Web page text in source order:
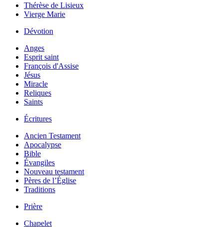
Thérèse de Lisieux
Vierge Marie
Dévotion
Anges
Esprit saint
François d'Assise
Jésus
Miracle
Reliques
Saints
Écritures
Ancien Testament
Apocalypse
Bible
Évangiles
Nouveau testament
Pères de l’Église
Traditions
Prière
Chapelet